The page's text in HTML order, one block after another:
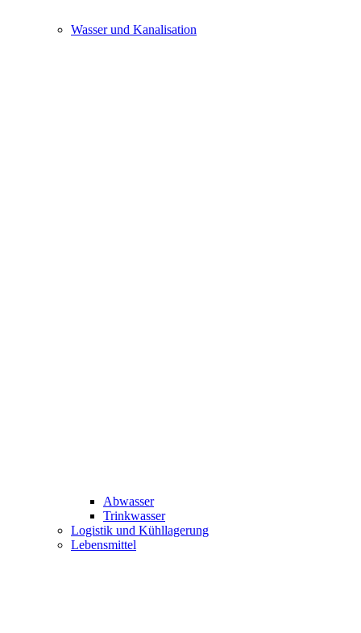
Wasser und Kanalisation
Abwasser
Trinkwasser
Logistik und Kühllagerung
Lebensmittel